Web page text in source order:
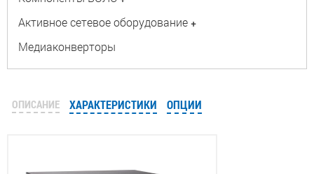
Активное сетевое оборудование +
Медиаконверторы
ОПИСАНИЕ ХАРАКТЕРИСТИКИ ОПЦИИ